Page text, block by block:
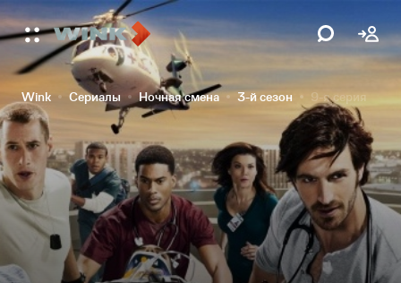
Wink Сериалы Ночная смена 3-й сезон 9-я серия